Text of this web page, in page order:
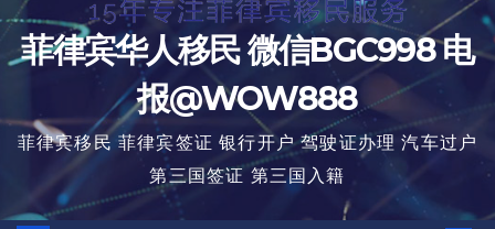
菲律宾华人移民 微信BGC998 电
报@WOW888
菲律宾移民 菲律宾签证 银行开户 驾驶证办理 汽车过户
第三国签证 第三国入籍